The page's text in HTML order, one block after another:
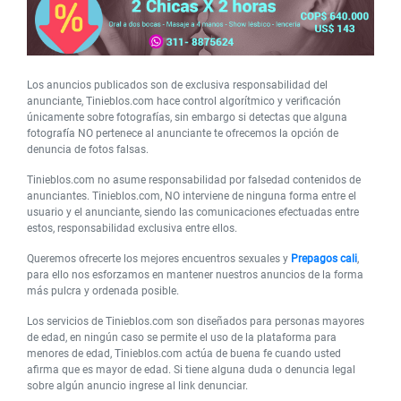
Los anuncios publicados son de exclusiva responsabilidad del
anunciante, Tinieblos.com hace control algorítmico y verificación
únicamente sobre fotografías, sin embargo si detectas que alguna
fotografía NO pertenece al anunciante te ofrecemos la opción de
denuncia de fotos falsas.
Tinieblos.com no asume responsabilidad por falsedad contenidos de
anunciantes. Tinieblos.com, NO interviene de ninguna forma entre el
usuario y el anunciante, siendo las comunicaciones efectuadas entre
estos, responsabilidad exclusiva entre ellos.
Queremos ofrecerte los mejores encuentros sexuales y Prepagos cali,
para ello nos esforzamos en mantener nuestros anuncios de la forma
más pulcra y ordenada posible.
Los servicios de Tinieblos.com son diseñados para personas mayores
de edad, en ningún caso se permite el uso de la plataforma para
menores de edad, Tinieblos.com actúa de buena fe cuando usted
afirma que es mayor de edad. Si tiene alguna duda o denuncia legal
sobre algún anuncio ingrese al link denunciar.